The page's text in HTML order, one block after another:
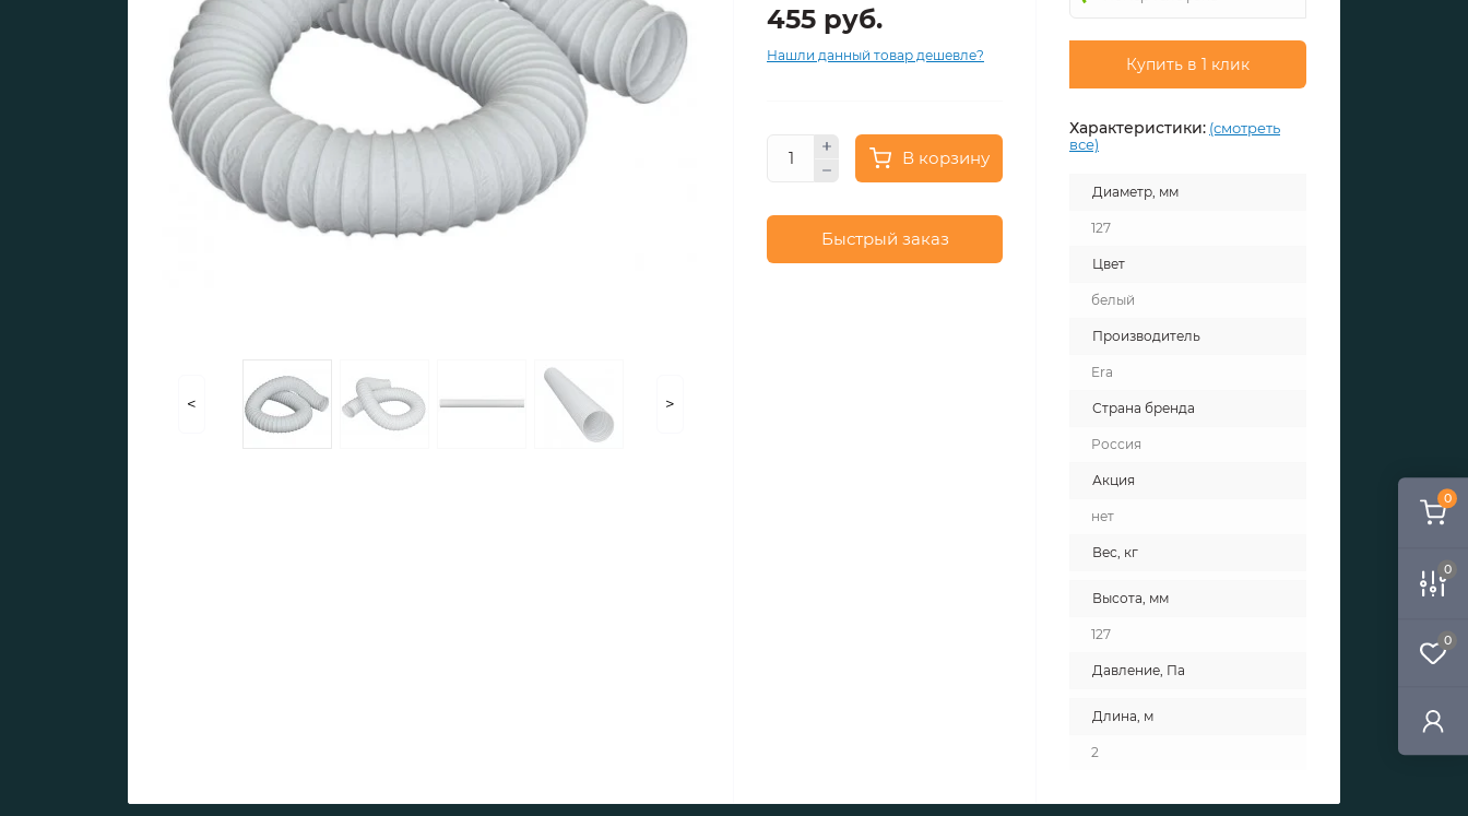
0
0
0
< >
455 руб.
Нашли данный товар дешевле?
В корзину
Быстрый заказ
Купить в 1 клик
Характеристики: (смотреть
все)
Диаметр, мм
127
Цвет
белый
Производитель
Era
Страна бренда
Россия
Акция
нет
Вес, кг
Высота, мм
127
Давление, Па
Длина, м
2